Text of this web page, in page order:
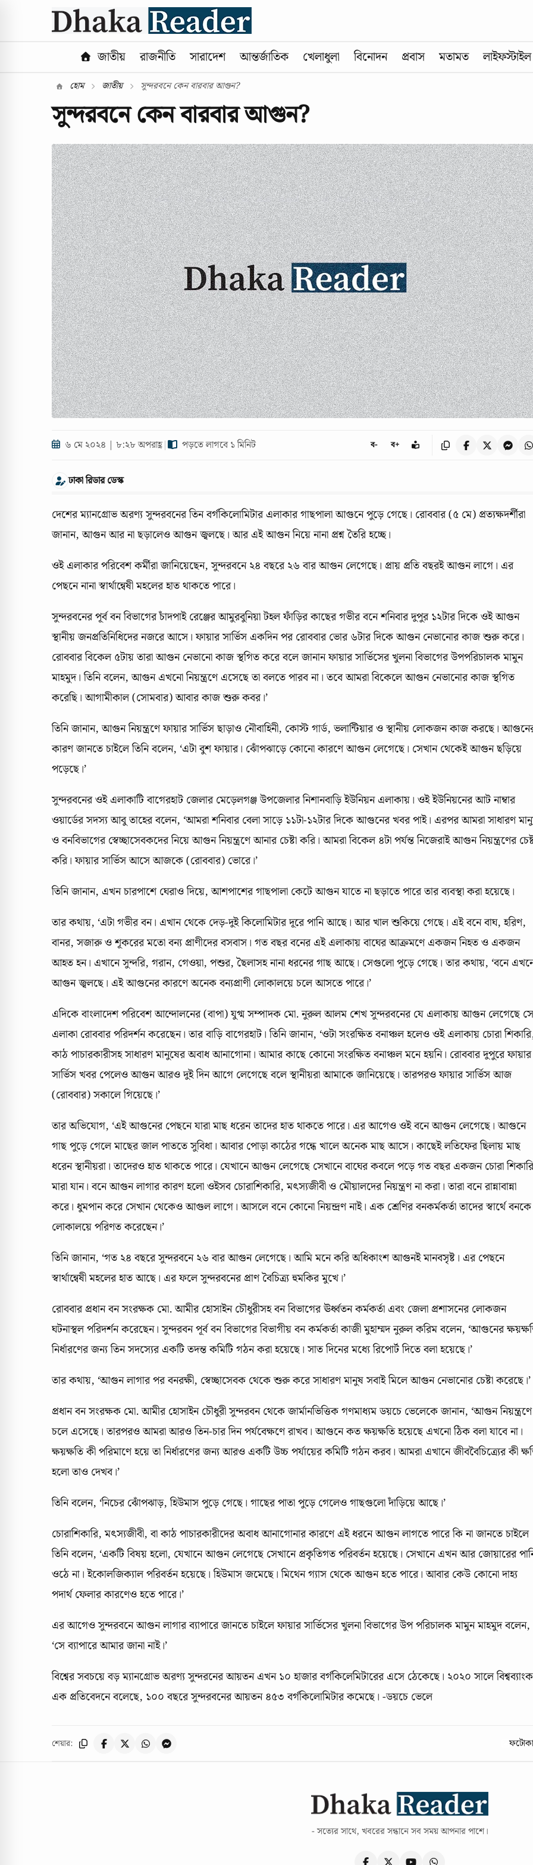
জাতীয় রাজনীতি সারাদেশ আন্তর্জাতিক খেলাধুলা বিনোদন প্রবাস মতামত লাইফস্টাইল
হোম জাতীয় সুন্দরবনে কেন বারবার আগুন?
সুন্দরবনে কেন বারবার আগুন?
৬ মে ২০২৪ | ৮:২৮ অপরাহ্ণ| পড়তে লাগবে ১ মিনিট ব- ব+
ঢাকা রিডার ডেস্ক
দেশের ম্যানগ্রোভ অরণ্য সুন্দরবনের তিন বর্গকিলোমিটার এলাকার গাছপালা আগুনে পুড়ে গেছে। রোববার (৫ মে) প্রত্যক্ষদর্শীরা
জানান, আগুন আর না ছড়ালেও আগুন জ্বলছে। আর এই আগুন নিয়ে নানা প্রশ্ন তৈরি হচ্ছে।
ওই এলাকার পরিবেশ কর্মীরা জানিয়েছেন, সুন্দরবনে ২৪ বছরে ২৬ বার আগুন লেগেছে। প্রায় প্রতি বছরই আগুন লাগে। এর
পেছনে নানা স্বার্থান্বেষী মহলের হাত থাকতে পারে।
সুন্দরবনের পূর্ব বন বিভাগের চাঁদপাই রেঞ্জের আমুরবুনিয়া টহল ফাঁড়ির কাছের গভীর বনে শনিবার দুপুর ১২টার দিকে ওই আগুন
স্থানীয় জনপ্রতিনিধিদের নজরে আসে। ফায়ার সার্ভিস একদিন পর রোববার ভোর ৬টার দিকে আগুন নেভানোর কাজ শুরু করে।
রোববার বিকেল ৫টায় তারা আগুন নেভানো কাজ স্থগিত করে বলে জানান ফায়ার সার্ভিসের খুলনা বিভাগের উপপরিচালক মামুন
মাহমুদ। তিনি বলেন, আগুন এখনো নিয়ন্ত্রণে এসেছে তা বলতে পারব না। তবে আমরা বিকেলে আগুন নেভানোর কাজ স্থগিত
করেছি। আগামীকাল (সোমবার) আবার কাজ শুরু কবর।’
তিনি জানান, আগুন নিয়ন্ত্রণে ফায়ার সার্ভিস ছাড়াও নৌবাহিনী, কোস্ট গার্ড, ভলান্টিয়ার ও স্থানীয় লোকজন কাজ করছে।
কারণ জানতে চাইলে তিনি বলেন, ‘এটা বুশ ফায়ার। ঝোঁপঝাড়ে কোনো কারণে আগুন লেগেছে। সেখান থেকেই আগুন ছড়িয়ে
পড়েছে।’
সুন্দরবনের ওই এলাকাটি বাগেরহাট জেলার মেড়েলগঞ্জ উপজেলার নিশানবাড়ি ইউনিয়ন এলাকায়। ওই ইউনিয়নের আট নাম্বার
ওয়ার্ডের সদস্য আবু তাহের বলেন, ‘আমরা শনিবার বেলা সাড়ে ১১টা-১২টার দিকে আগুনের খবর পাই। এরপর আমরা সাধারণ
ও বনবিভাগের স্বেচ্ছাসেবকদের নিয়ে আগুন নিয়ন্ত্রণে আনার চেষ্টা করি। আমরা বিকেল ৪টা পর্যন্ত নিজেরাই আগুন নিয়ন্ত্রণের
করি। ফায়ার সার্ভিস আসে আজকে (রোববার) ভোরে।’
তিনি জানান, এখন চারপাশে ঘেরাও দিয়ে, আশপাশের গাছপালা কেটে আগুন যাতে না ছড়াতে পারে তার ব্যবস্থা করা হয়েছে।
তার কথায়, ‘এটা গভীর বন। এখান থেকে দেড়-দুই কিলোমিটার দূরে পানি আছে। আর খাল শুকিয়ে গেছে। এই বনে বাঘ, হরিণ,
বানর, সজারু ও শূকরের মতো বন্য প্রাণীদের বসবাস। গত বছর বনের এই এলাকায় বাঘের আক্রমণে একজন নিহত ও একজন
আহত হন। এখানে সুন্দরি, গরান, গেওয়া, পশুর, ছৈলাসহ নানা ধরনের গাছ আছে। সেগুলো পুড়ে গেছে। তার কথায়, ‘বনে
আগুন জ্বলছে। এই আগুনের কারণে অনেক বন্যপ্রাণী লোকালয়ে চলে আসতে পারে।’
এদিকে বাংলাদেশ পরিবেশ আন্দোলনের (বাপা) যুগ্ম সম্পাদক মো. নুরুল আলম শেখ সুন্দরবনের যে এলাকায় আগুন লেগেছে
এলাকা রোববার পরিদর্শন করেছেন। তার বাড়ি বাগেরহাট। তিনি জানান, ‘ওটা সংরক্ষিত বনাঞ্চল হলেও ওই এলাকায় চোরা
কাঠ পাচারকারীসহ সাধারণ মানুষের অবাধ আনাগোনা। আমার কাছে কোনো সংরক্ষিত বনাঞ্চল মনে হয়নি। রোববার দুপুরে ফায়ার
সার্ভিস খবর পেলেও আগুন আরও দুই দিন আগে লেগেছে বলে স্থানীয়রা আমাকে জানিয়েছে। তারপরও ফায়ার সার্ভিস আজ
(রোববার) সকালে গিয়েছে।’
তার অভিযোগ, ‘এই আগুনের পেছনে যারা মাছ ধরেন তাদের হাত থাকতে পারে। এর আগেও ওই বনে আগুন লেগেছে। আগুনে
গাছ পুড়ে গেলে মাছের জাল পাততে সুবিধা। আবার পোড়া কাঠের গন্ধে খালে অনেক মাছ আসে। কাছেই লতিফের ছিলায় মাছ
ধরেন স্থানীয়রা। তাদেরও হাত থাকতে পারে। যেখানে আগুন লেগেছে সেখানে বাঘের কবলে পড়ে গত বছর একজন চোরা শিকারি
মারা যান। বনে আগুন লাগার কারণ হলো ওইসব চোরাশিকারি, মৎস্যজীবী ও মৌয়ালদের নিয়ন্ত্রণ না করা। তারা বনে রান্নাবান্না
করে। ধুমপান করে সেখান থেকেও আগুল লাগে। আসলে বনে কোনো নিয়ন্দ্রণ নাই। এক শ্রেণির বনকর্মকর্তা তাদের স্বার্থে বনকে
লোকালয়ে পরিণত করেছেন।’
তিনি জানান, ‘গত ২৪ বছরে সুন্দরবনে ২৬ বার আগুন লেগেছে। আমি মনে করি অধিকাংশ আগুনই মানবসৃষ্ট। এর পেছনে
স্বার্থান্বেষী মহলের হাত আছে। এর ফলে সুন্দরবনের প্রাণ বৈচিত্র্য হুমকির মুখে।’
রোববার প্রধান বন সংরক্ষক মো. আমীর হোসাইন চৌধুরীসহ বন বিভাগের ঊর্ধ্বতন কর্মকর্তা এবং জেলা প্রশাসনের লোকজন
ঘটনাস্থল পরিদর্শন করেছেন। সুন্দরবন পূর্ব বন বিভাগের বিভাগীয় বন কর্মকর্তা কাজী মুহাম্মদ নুরুল করিম বলেন, ‘আগুনের
নির্ধারণের জন্য তিন সদস্যের একটি তদন্ত কমিটি গঠন করা হয়েছে। সাত দিনের মধ্যে রিপোর্ট দিতে বলা হয়েছে।’
তার কথায়, ‘আগুন লাগার পর বনরক্ষী, স্বেচ্ছাসেবক থেকে শুরু করে সাধারণ মানুষ সবাই মিলে আগুন নেভানোর চেষ্টা করেছে।’
প্রধান বন সংরক্ষক মো. আমীর হোসাইন চৌধুরী সুন্দরবন থেকে জার্মানভিত্তিক গণমাধ্যম ডয়চে ভেলেকে জানান, ‘আগুন নিয়ন্ত্রণে
চলে এসেছে। তারপরও আমরা আরও তিন-চার দিন পর্যবেক্ষণে রাখব। আগুনে কত ক্ষয়ক্ষতি হয়েছে এখনো ঠিক বলা যাবে না।
ক্ষয়ক্ষতি কী পরিমাণে হয়ে তা নির্ধারণের জন্য আরও একটি উচ্চ পর্যায়ের কমিটি গঠন করব। আমরা এখানে জীববৈচিত্র্যের কী
হলো তাও দেখব।’
তিনি বলেন, ‘নিচের ঝোঁপঝাড়, হিউমাস পুড়ে গেছে। গাছের পাতা পুড়ে গেলেও গাছগুলো দাঁড়িয়ে আছে।’
চোরাশিকারি, মৎস্যজীবী, বা কাঠ পাচারকারীদের অবাধ আনাগোনার কারণে এই ধরনে আগুন লাগতে পারে কি না জানতে চাইলে
তিনি বলেন, ‘একটি বিষয় হলো, যেখানে আগুন লেগেছে সেখানে প্রকৃতিগত পরিবর্তন হয়েছে। সেখানে এখন আর জোয়ারের
ওঠে না। ইকোলজিক্যাল পরিবর্তন হয়েছে। হিউমাস জমেছে। মিথেন গ্যাস থেকে আগুন হতে পারে। আবার কেউ কোনো দাহ্য
পদার্থ ফেলার কারণেও হতে পারে।’
এর আগেও সুন্দরবনে আগুন লাগার ব্যাপারে জানতে চাইলে ফায়ার সার্ভিসের খুলনা বিভাগের উপ পরিচালক মামুন মাহমুদ বলেন,
‘সে ব্যাপারে আমার জানা নাই।’
বিশ্বের সবচয়ে বড় ম্যানগ্রোভ অরণ্য সুন্দরনের আয়তন এখন ১০ হাজার বর্গকিলেমিটারের এসে ঠেকেছে। ২০২০ সালে বিশ্বব্যাংক
এক প্রতিবেদনে বলেছে, ১০০ বছরে সুন্দরবনের আয়তন ৪৫৩ বর্গকিলোমিটার কমেছে। -ডয়চে ভেলে
শেয়ার:
- সত্যের সাথে, খবরের সন্ধানে সব সময় আপনার পাশে।